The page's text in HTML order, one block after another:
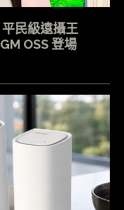
民級遠攝王
OSS 登場